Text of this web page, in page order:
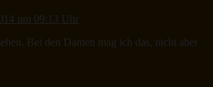
um 09:13 Uhr
Bei den Damen mag ich das, nicht aber